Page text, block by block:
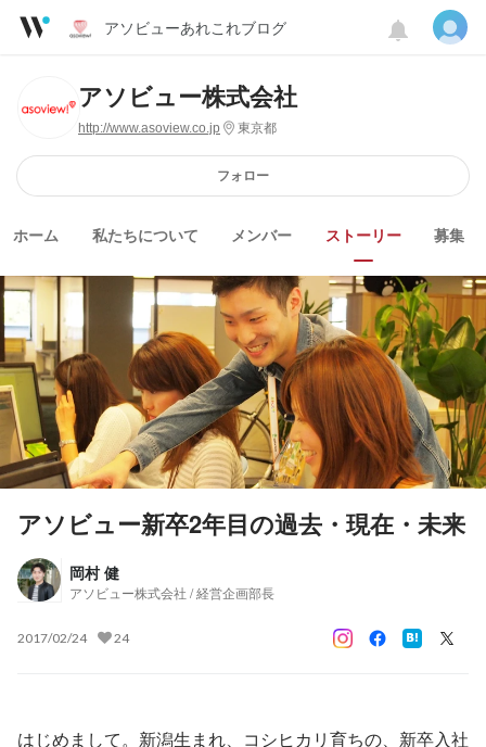
アソビューあれこれブログ
アソビュー株式会社
http://www.asoview.co.jp 東京都
フォロー
ホーム 私たちについて メンバー ストーリー 募集
アソビュー新卒2年目の過去・現在・未来
岡村 健
アソビュー株式会社 / 経営企画部長
2017/02/24 24
はじめまして。新潟生まれ、コシヒカリ育ちの、新卒入社